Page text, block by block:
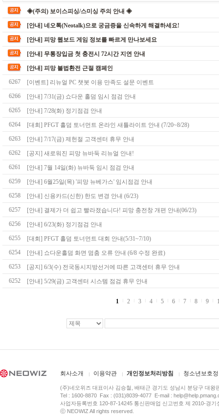
◈(주의) 보이스피싱/스미싱 주의 안내 ◈
[안내] 네오톡(Neotalk)으로 궁금증을 신속하게 해결하세요!
[안내] 피망 웹보드 게임 정보를 빠르게 만나보세요
[안내] 무통장입금 첫 충전시 72시간 지연 안내
[안내] 피망 불법환전 근절 캠페인
6267
[이벤트] 리뉴얼 PC 챗봇 이용 만족도 설문 이벤트
6266
[안내] 7/31(금) 쇼다운 홀덤 임시 점검 안내
6265
[안내] 7/28(화) 정기점검 안내
6264
[대회] PFGT 홀덤 토너먼트 온라인 새틀라이트 안내 (7/20~8/28)
6263
[안내] 7/17(금) 제헌절 고객센터 휴무 안내
6262
[공지] 새로워진 피망 뉴바둑 리뉴얼 안내!
6261
[안내] 7월 14일(화) 뉴바둑 임시 점검 안내
6259
[안내] 6월25일(목) '피망 뉴베가스' 임시점검 안내
6258
[안내] 신용카드(신한) 한도 변경 안내 (6/23)
6257
[안내] 결제가 더 쉽고 빨라졌습니다! 피망 충전창 개편 안내(06/23)
6256
[안내] 6/23(화) 정기점검 안내
6255
[대회] PFGT 홀덤 토너먼트 대회 안내(5/31~7/10)
6254
[안내] 쇼다운홀덤 화면 멈춤 오류 안내 (6/8 수정 완료)
6253
[공지] 6/3(수) 전국동시지방선거에 따른 고객센터 휴무 안내
6252
[안내] 5/29(금) 고객센터 시스템 점검 휴무 안내
1 2 3 4 5 6 7 8 9
회사소개 이용약관 개인정보처리방침 청소년보호
(주)네오위즈 대표이사 김승철, 배태근 경기도 성남시 분당구 대왕
Tel : 1600-8870 Fax : (031)8039-4077 E-mail :
사업자등록번호 120-87-14245 통신판매업 신고번호 제 2010-경
ⓒ NEOWIZ All rights reserved.